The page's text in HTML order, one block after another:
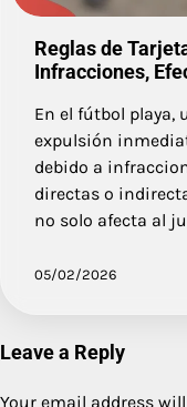
Reglas de
Infracciones,
En el fútbol playa,
expulsión
debido a
directas o
no solo afecta al
05/02/2026
Leave a Reply
Your email address